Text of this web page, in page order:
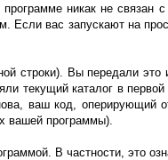
никак не
вас запускают на
строки). Вы передали
текущий каталог в
ваш код, оперирующий
вашей программы).
В частности, это